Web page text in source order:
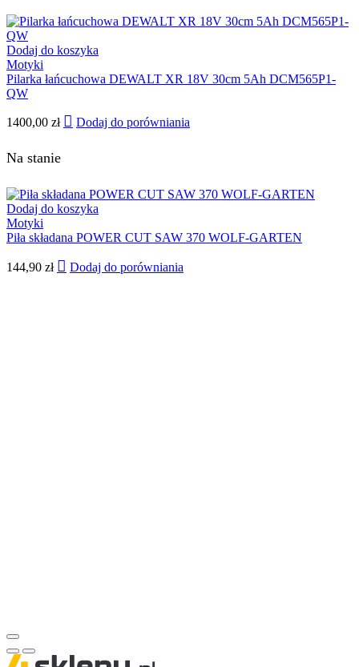
Dodaj do koszyka
Motyki
Pilarka łańcuchowa DEWALT XR 18V 30cm 5Ah DCM565P1-
QW
1400,00 zł Dodaj do porówniania
Na stanie
Dodaj do koszyka
Motyki
Piła składana POWER CUT SAW 370 WOLF-GARTEN
144,90 zł Dodaj do porówniania